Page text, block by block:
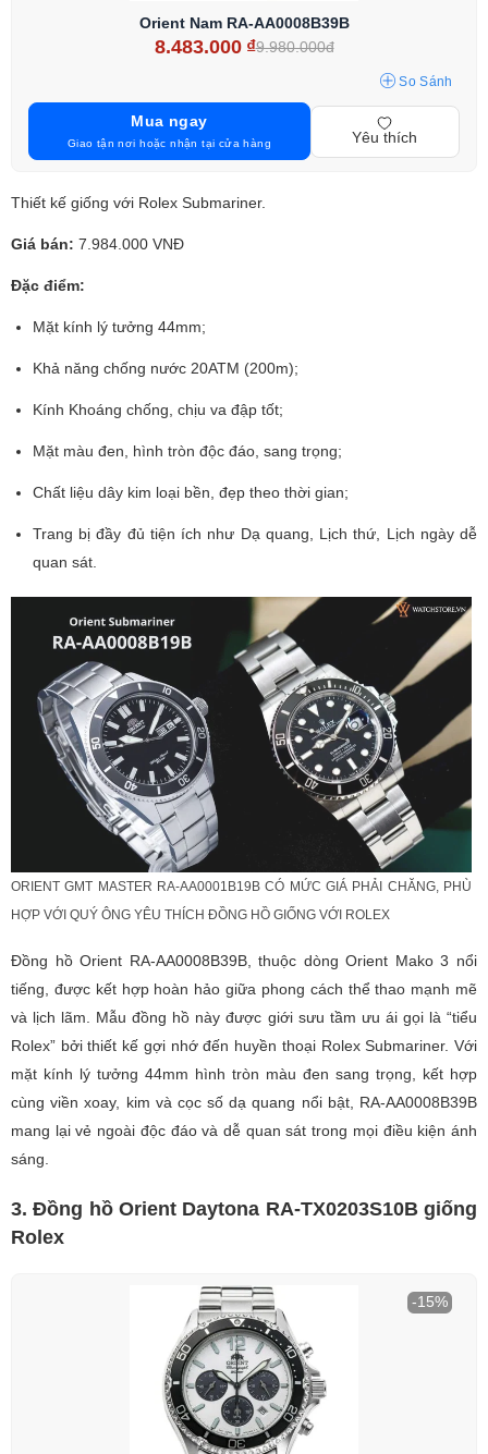
Orient Nam RA-AA0008B39B
8.483.000 ₫9.980.000đ
So Sánh
Mua ngay
Giao tận nơi hoặc nhận tại cửa hàng Yêu thích
Thiết kế giống với Rolex Submariner.
Giá bán: 7.984.000 VNĐ
Đặc điểm:
Mặt kính lý tưởng 44mm;
Khả năng chống nước 20ATM (200m);
Kính Khoáng chống, chịu va đập tốt;
Mặt màu đen, hình tròn độc đáo, sang trọng;
Chất liệu dây kim loại bền, đẹp theo thời gian;
Trang bị đầy đủ tiện ích như Dạ quang, Lịch thứ, Lịch ngày dễ
quan sát.
ORIENT GMT MASTER RA-AA0001B19B CÓ MỨC GIÁ PHẢI CHĂNG, PHÙ
HỢP VỚI QUÝ ÔNG YÊU THÍCH ĐỒNG HỒ GIỐNG VỚI ROLEX
Đồng hồ Orient RA-AA0008B39B, thuộc dòng Orient Mako 3 nổi
tiếng, được kết hợp hoàn hảo giữa phong cách thể thao mạnh mẽ
và lịch lãm. Mẫu đồng hồ này được giới sưu tầm ưu ái gọi là “tiểu
Rolex” bởi thiết kế gợi nhớ đến huyền thoại Rolex Submariner. Với
mặt kính lý tưởng 44mm hình tròn màu đen sang trọng, kết hợp
cùng viền xoay, kim và cọc số dạ quang nổi bật, RA-AA0008B39B
mang lại vẻ ngoài độc đáo và dễ quan sát trong mọi điều kiện ánh
sáng.
3. Đồng hồ Orient Daytona RA-TX0203S10B giống
Rolex
-15%